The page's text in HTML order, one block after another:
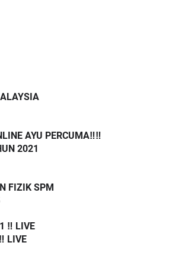
AYU PERCUMA‼️‼️
2021
FIZIK SPM
‼️ LIVE
LIVE